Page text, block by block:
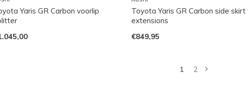
Yaris GR Carbon voorlip
Toyota Yaris GR Carbon side skirt
extensions
€849,95
1 2